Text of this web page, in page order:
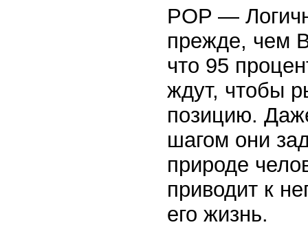
POP —
прежде, чем
что 95
ждут, чтобы
позицию.
шагом они
природе
приводит к
его жизнь.